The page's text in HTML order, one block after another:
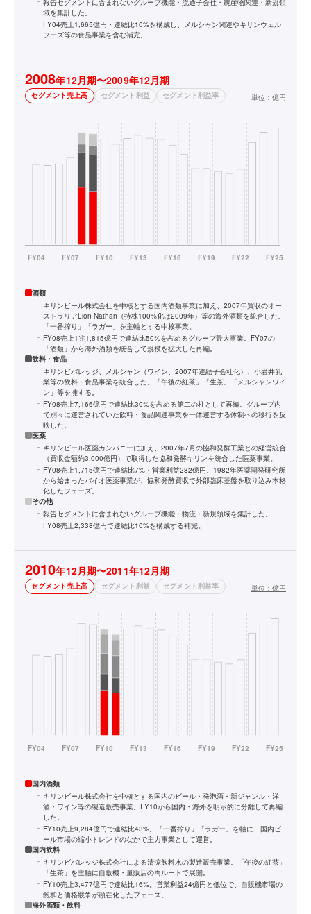
報告セグメントに含まれないグループ機能・流通子会社・農産物関連・新規領
域を集計した。
FY04売上1,665億円・連結比10%を構成し、メルシャン関連やキリンウェル
フーズ等の食品事業を含む補完。
2008年12月期〜2009年12月期
セグメント売上高 セグメント利益 セグメント利益率 単位： 億円
酒類
キリンビール株式会社を中核とする国内酒類事業に加え、2007年買収のオー
ストラリアLion Nathan（持株100%化は2009年）等の海外酒類を統合した。
「一番搾り」「ラガー」を主軸とする中核事業。
FY08売上1兆1,815億円で連結比50%を占めるグループ最大事業。FY07の
「酒類」から海外酒類を統合して規模を拡大した再編。
飲料・食品
キリンビバレッジ、メルシャン（ワイン、2007年連結子会社化）、小岩井乳
業等の飲料・食品事業を統合した。「午後の紅茶」「生茶」「メルシャンワイ
ン」等を擁する。
FY08売上7,166億円で連結比30%を占める第二の柱として再編。グループ内
で別々に運営されていた飲料・食品関連事業を一体運営する体制への移行を反
映した。
医薬
キリンビール医薬カンパニーに加え、2007年7月の協和発酵工業との経営統合
（買収金額約3,000億円）で取得した協和発酵キリンを統合した医薬事業。
FY08売上1,715億円で連結比7%・営業利益282億円。1982年医薬開発研究所
から始まったバイオ医薬事業が、協和発酵買収で外部臨床基盤を取り込み本格
化したフェーズ。
その他
報告セグメントに含まれないグループ機能・物流・新規領域を集計した。
FY08売上2,338億円で連結比10%を構成する補完。
2010年12月期〜2011年12月期
セグメント売上高 セグメント利益 セグメント利益率 単位： 億円
国内酒類
キリンビール株式会社を中核とする国内のビール・発泡酒・新ジャンル・洋
酒・ワイン等の製造販売事業。FY10から国内・海外を明示的に分離して再編
した。
FY10売上9,284億円で連結比43%。「一番搾り」「ラガー」を軸に、国内ビ
ール市場の縮小トレンドのなかで主力事業として運営。
国内飲料
キリンビバレッジ株式会社による清涼飲料水の製造販売事業。「午後の紅茶」
「生茶」を主軸に自販機・量販店の両ルートで展開。
FY10売上3,477億円で連結比16%。営業利益24億円と低位で、自販機市場の
飽和と価格競争が顕在化したフェーズ。
海外酒類・飲料